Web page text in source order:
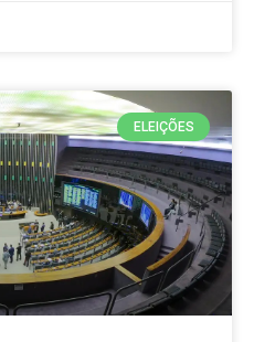
ELEIÇÕES